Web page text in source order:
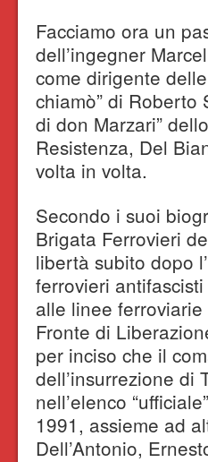
Facciamo ora un
dell’ingegner
come dirigente
chiamò” di Roberto
di don Marzari”
Resistenza, Del
volta in volta.
Secondo i suoi
Brigata Ferrovieri
libertà subito dopo
ferrovieri
alle linee
Fronte di
per inciso che il
dell’insurrezione di
nell’elenco
1991, assieme ad
Dell’Antonio,